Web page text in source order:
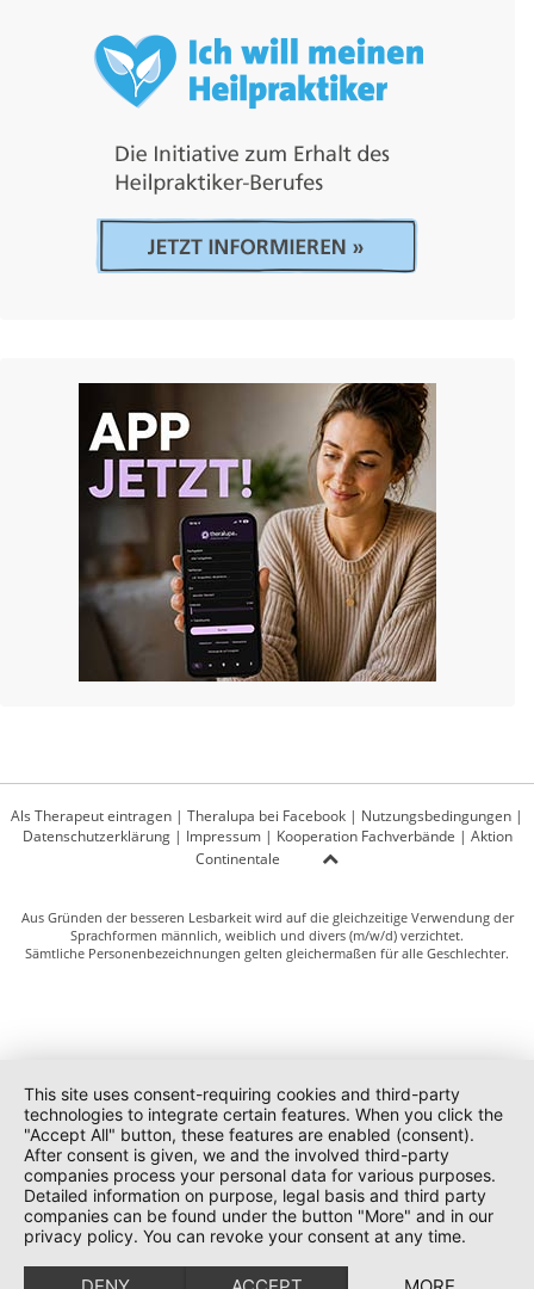
Als Therapeut eintragen | Theralupa bei Facebook | Nutzungsbedingungen |
Datenschutzerklärung| Impressum| Kooperation Fachverbände | Aktion
Continentale
Aus Gründen der besseren Lesbarkeit wird auf die gleichzeitige Verwendung der
Sprachformen männlich, weiblich und divers (m/w/d) verzichtet.
Sämtliche Personenbezeichnungen gelten gleichermaßen für alle Geschlechter.
This site uses consent-requiring cookies and third-party
technologies to integrate certain features. When you click the
"Accept All" button, these features are enabled (consent).
After consent is given, we and the involved third-party
companies process your personal data for various purposes.
Detailed information on purpose, legal basis and third party
companies can be found under the button "More" and in our
privacy policy. You can revoke your consent at any time.